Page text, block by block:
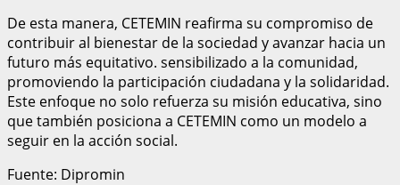
De esta manera, CETEMIN reafirma su compromiso de
contribuir al bienestar de la sociedad y avanzar hacia un
futuro más equitativo. sensibilizado a la comunidad,
promoviendo la participación ciudadana y la solidaridad.
Este enfoque no solo refuerza su misión educativa, sino
que también posiciona a CETEMIN como un modelo a
seguir en la acción social.
Fuente: Dipromin